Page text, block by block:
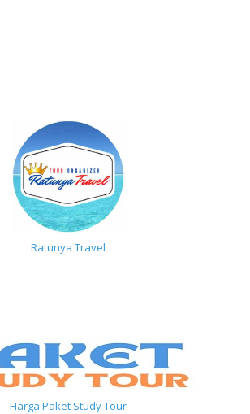
Ratunya Travel
Harga Paket Study Tour